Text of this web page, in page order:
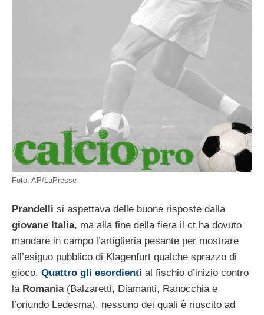
Foto: AP/LaPresse
Prandelli si aspettava delle buone risposte dalla
giovane Italia, ma alla fine della fiera il ct ha dovuto
mandare in campo l’artiglieria pesante per mostrare
all’esiguo pubblico di Klagenfurt qualche sprazzo di
gioco. Quattro gli esordienti al fischio d’inizio contro
la Romania(Balzaretti, Diamanti, Ranocchia e
l’oriundo Ledesma), nessuno dei quali è riuscito ad